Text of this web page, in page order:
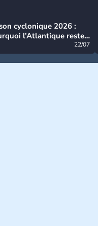
cyclonique 2026 :
l’Atlantique reste
22/07